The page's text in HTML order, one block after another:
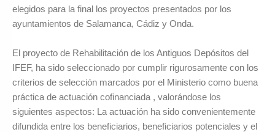
elegidos para la final los proyectos presentados por los
ayuntamientos de Salamanca, Cádiz y Onda.
El proyecto de Rehabilitación de los Antiguos Depósitos del
IFEF, ha sido seleccionado por cumplir rigurosamente con los
criterios de selección marcados por el Ministerio como buena
práctica de actuación cofinanciada , valorándose los
siguientes aspectos: La actuación ha sido convenientemente
difundida entre los beneficiarios, beneficiarios potenciales y el